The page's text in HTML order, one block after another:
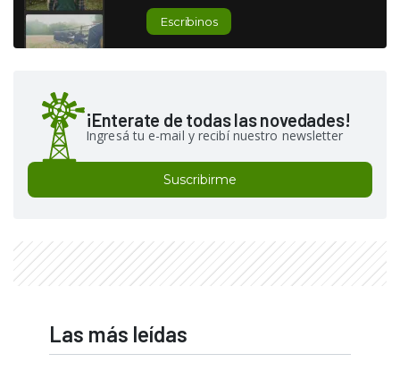
Escribinos
¡Enterate de todas las novedades!
Ingresá tu e-mail y recibí nuestro newsletter
Suscribirme
Las más leídas